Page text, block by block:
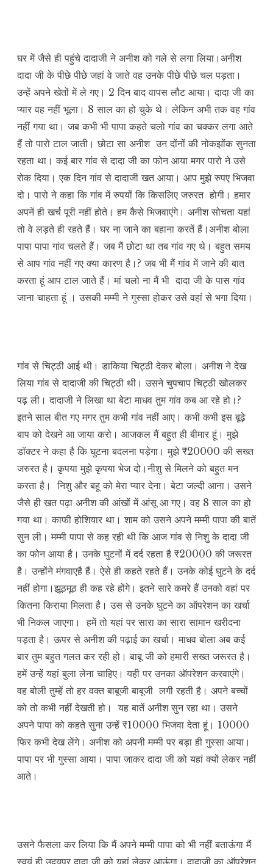
घर में जैसे ही पहुंचे दादाजी ने अनीश को गले से लगा लिया।अनीश
दादा जी के पीछे पीछे जहां वे जाते वह उनके पीछे पीछे चल पड़ता।
उन्हें अपने खेतों में ले गए। 2 दिन बाद वापस लौट आया। दादा जी का
प्यार वह नहीं भूला। 8 साल का हो चुके थे। लेकिन अभी तक वह गांव
नहीं गया था। जब कभी भी पापा कहते चलो गांव का चक्कर लगा आते
हैं तो पारो टाल जाती। छोटा सा अनीश उन दोंनों की नोकझोंक सुनता
रहता था। कई बार गांव से दादा जी का फोन आया मगर पारो ने उसे
रोक दिया। एक दिन गांव से दादाजी खत आया। आप मुझे रुपए भिजवा
दो। पारो ने कहा कि गांव में रुपयों कि किसलिए जरुरत होगी। हमार
अपनें ही खर्च पूरी नहीं होते। हम कैसे भिजवाएंगे। अनीश सोचता यहां
तो वे लड़ते ही रहते हैं। घर ना जाने का बहाना करतें हैं।अनीश बोला
पापा पापा गांव चलते हैं। जब मैं छोटा था तब गांव गए थे। बहुत समय
से आप गांव नहीं गए क्या कारण है।? जब भी मैं गांव में जाने की बात
करता हूं आप टाल जाते हैं। मां चलो ना मैं भी दादा जी के पास गांव
जाना चाहता हूं । उसकी मम्मी ने गुस्सा होकर उसे वहां से भगा दिया।
गांव से चिट्ठी आई थी। डाकिया चिट्ठी देकर बोला। अनीश ने देख
लिया गांव से दादाजी की चिट्ठी थी। उसने चुपचाप चिट्ठी खोलकर
पढ़ ली। दादाजी ने लिखा था बेटा माधव तुम गांव कब आ रहे हो।?
इतने साल बीत गए मगर तुम कभी गांव नहीं आए। कभी कभी इस बूढ़े
बाप को देखने आ जाया करो। आजकल मैं बहुत ही बीमार हूं। मुझे
डॉक्टर ने कहा है कि घुटना बदलना पड़ेगा। मुझे ₹20000 की सख्त
जरुरत है। कृपया मुझे कृपया भेज दो।नीशु से मिलने को बहुत मन
करता है। निशु और बहू को मेरा प्यार देना। बेटा जल्दी आना। उसने
जैसे ही खत पढ़ा अनीश की आंखों में आंसू आ गए। वह 8 साल का हो
गया था। काफी होशियार था। शाम को उसने अपने मम्मी पापा की बातें
सुन ली। मम्मी पापा से कह रही थी कि आज गांव से निशु के दादा जी
का फोन आया है। उनके घुटनों में दर्द रहता है ₹20000 की जरूरत
है। उन्होंने मंगवाएहै हैं। ऐसे ही कहते रहते हैं। उनके कोई घुटने के दर्द
नहीं होगा।झूठमूठ ही कह रहे होंगे। इतने सारे कमरे हैं उनको वहां पर
कितना किराया मिलता है। उस से उनके घुटने का ऑपरेशन का खर्चा
भी निकल जाएगा। हमें तो यहां पर सारा का सारा सामान खरीदना
पड़ता है। ऊपर से अनीश की पढ़ाई का खर्चा। माधव बोला अब कई
बार तुम बहुत गलत कर रही हो। बाबू जी को हमारी सख्त जरूरत है।
हमें उन्हें यहां बुला लेना चाहिए। यही पर उनका ऑपरेशन करवाएंगे।
वह बोली तुम्हें तो हर वक्त बाबूजी बाबूजी लगी रहती है। अपने बच्चों
को तो कभी नहीं देखती हो। यह बातें अनीश सुन रहा था। उसने
अपने पापा को कहते सुना उन्हें ₹10000 भिजवा देता हूं। 10000
फिर कभी देख लेंगे। अनीश को अपनी मम्मी पर बड़ा ही गुस्सा आया।
पापा पर भी गुस्सा आया। पापा जाकर दादा जी को यहां क्यों लेकर नहीं
आते।
उसने फैसला कर लिया कि मैं अपने मम्मी पापा को भी नहीं बताऊंगा मैं